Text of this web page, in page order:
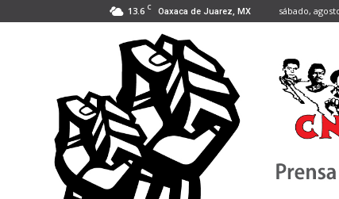
13.6 C Oaxaca de Juarez, MX sábado,